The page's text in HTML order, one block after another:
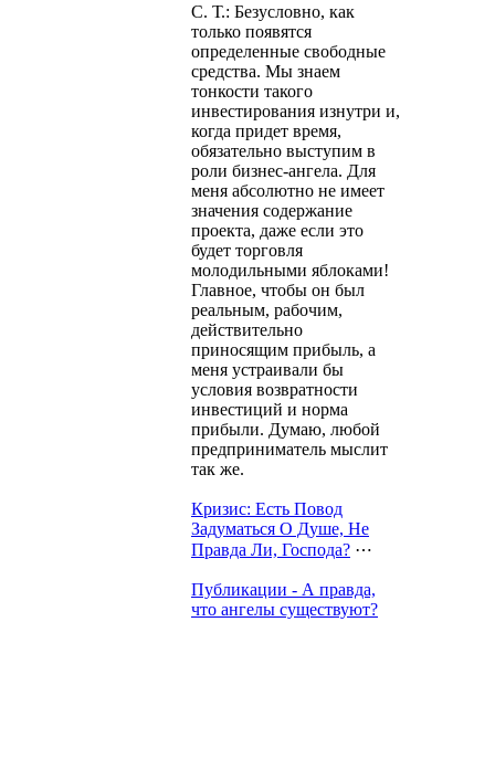
С. Т.: Безусловно, как
только появятся
определенные свободные
средства. Мы знаем
тонкости такого
инвестирования изнутри и,
когда придет время,
обязательно выступим в
роли бизнес-ангела. Для
меня абсолютно не имеет
значения содержание
проекта, даже если это
будет торговля
молодильными яблоками!
Главное, чтобы он был
реальным, рабочим,
действительно
приносящим прибыль, а
меня устраивали бы
условия возвратности
инвестиций и норма
прибыли. Думаю, любой
предприниматель мыслит
так же.
Кризис: Есть Повод
Задуматься О Душе, Не
Правда Ли, Господа? ⋯
Публикации - А правда,
что ангелы существуют?